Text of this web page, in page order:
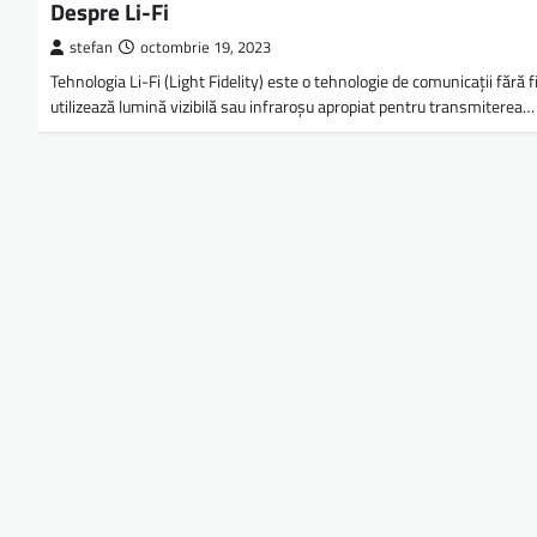
Despre Li-Fi
stefan octombrie 19, 2023
Tehnologia Li-Fi (Light Fidelity) este o tehnologie de comunicații fără
utilizează lumină vizibilă sau infraroșu apropiat pentru transmiterea…